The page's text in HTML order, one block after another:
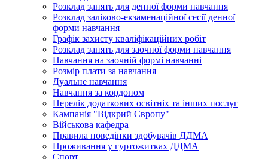
Розклад занять для денної форми навчання
Розклад заліково-екзаменаційної сесії денної
форми навчання
Графік захисту кваліфікаційних робіт
Розклад занять для заочної форми навчання
Навчання на заочній формі навчанні
Розмір плати за навчання
Дуальне навчання
Навчання за кордоном
Перелік додаткових освітніх та інших послуг
Кампанія "Відкрий Європу"
Військова кафедра
Правила поведінки здобувачів ДДМА
Проживання у гуртожитках ДДМА
Спорт